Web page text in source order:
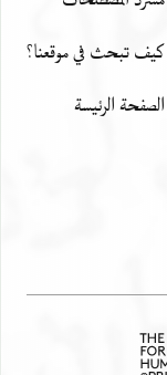
كيف تبحث في موقعنا؟
الصفحة الرئيسة